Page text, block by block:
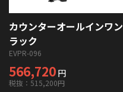
カウンターオールインワン
ラック
EVPR-096
566,720 円
税抜：515,200円